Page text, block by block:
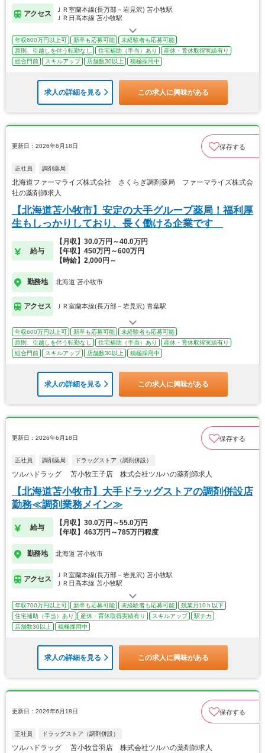
アクセス
ＪＲ室蘭本線(長万部－岩見沢) 苫小牧駅
ＪＲ日高本線 苫小牧駅
年収600万円以上可 新卒も応募可能
未経験者も応募可能
原則、引越しを伴う転勤なし
住宅補助（手当）あり
産休・育休取得実績有り
総合門前
スキルアップ 店舗数30以上 積極採用中
求人の詳細を見る この求人に興味がある
更新日：2026年6月18日 保存する
正社員 調剤薬局
北海道ファーマライズ株式会社 さくらぎ調剤薬局 ファーマライズ株式会
社の薬剤師求人
【北海道苫小牧市】安定の大手グループ薬局！福利厚
生もしっかりしており、長く働ける企業です
給与
【月収】30.0万円～40.0万円
【年収】450万円～600万円
【時給】2,000円～
勤務地 北海道 苫小牧市
アクセス ＪＲ室蘭本線(長万部－岩見沢) 青葉駅
年収600万円以上可 新卒も応募可能
未経験者も応募可能
原則、引越しを伴う転勤なし
住宅補助（手当）あり
産休・育休取得実績有り
総合門前
スキルアップ 店舗数30以上 積極採用中
求人の詳細を見る この求人に興味がある
更新日：2026年6月18日 保存する
正社員 調剤薬局 ドラッグストア（調剤併設）
ツルハドラッグ 苫小牧王子店 株式会社ツルハの薬剤師求人
【北海道苫小牧市】大手ドラッグストアの調剤併設店
勤務≪調剤業務メイン≫
給与
【月収】30.0万円～55.0万円
【年収】463万円～785万円程度
勤務地 北海道 苫小牧市
アクセス
ＪＲ室蘭本線(長万部－岩見沢) 苫小牧駅
ＪＲ日高本線 苫小牧駅
年収700万円以上可 新卒も応募可能 未経験者も応募可能
残業月10ｈ以下
住宅補助（手当）あり
産休・育休取得実績有り スキルアップ
駅チカ
店舗数30以上
積極採用中
求人の詳細を見る この求人に興味がある
更新日：2026年6月18日 保存する
正社員 ドラッグストア（調剤併設）
ツルハドラッグ 苫小牧音羽店 株式会社ツルハの薬剤師求人